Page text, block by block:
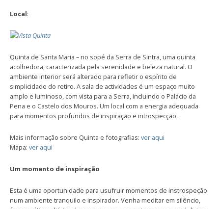
Local:
Quinta de Santa Maria – no sopé da Serra de Sintra, uma quinta
acolhedora, caracterizada pela serenidade e beleza natural. O
ambiente interior será alterado para refletir o espírito de
simplicidade do retiro. A sala de actividades é um espaço muito
amplo e luminoso, com vista para a Serra, incluindo o Palácio da
Pena e o Castelo dos Mouros. Um local com a energia adequada
para momentos profundos de inspiração e introspecção.
Mais informação sobre Quinta e fotografias: ver aqui
Mapa: ver aqui
Um momento de inspiração
Esta é uma oportunidade para usufruir momentos de instrospeção
num ambiente tranquilo e inspirador. Venha meditar em silêncio,